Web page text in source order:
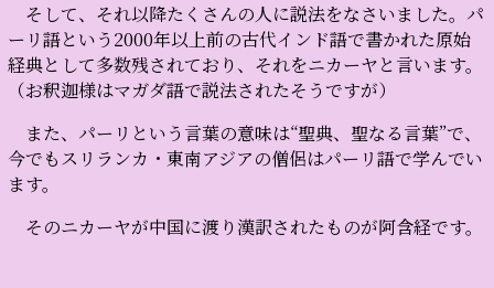
そして、それ以降たくさんの人に説法をなさいました。パ
ーリ語という2000年以上前の古代インド語で書かれた原始
経典として多数残されており、それをニカーヤと言います。
（お釈迦様はマガダ語で説法されたそうですが）
また、パーリという言葉の意味は“聖典、聖なる言葉”で、
今でもスリランカ・東南アジアの僧侶はパーリ語で学んでい
ます。
そのニカーヤが中国に渡り漢訳されたものが阿含経です。